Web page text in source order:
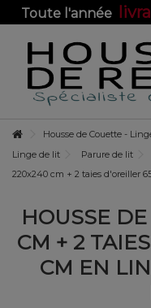
Toute l'année
Housse de Couette -
Linge de lit
Parure de lit
220x240 cm + 2 taies d'oreiller
HOUSSE
CM + 2
CM EN